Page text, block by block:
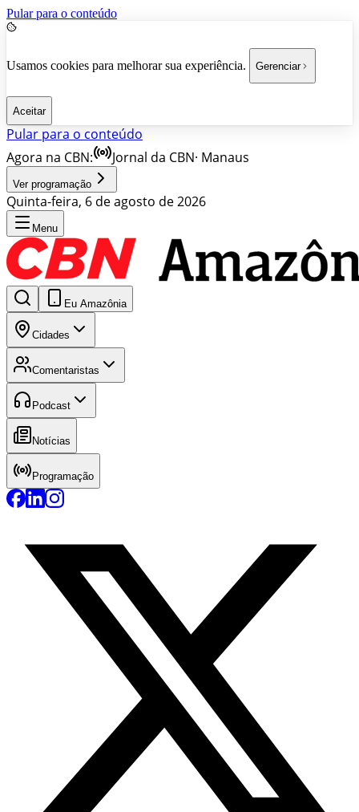
Pular para o conteúdo
Usamos cookies para melhorar sua experiência. Gerenciar
Aceitar
Pular para o conteúdo
Agora na CBN:
Jornal da CBN· Manaus
Ver programação
Quinta-feira, 6 de agosto de 2026
Menu
Eu Amazônia
Cidades
Comentaristas
Podcast
Notícias
Programação